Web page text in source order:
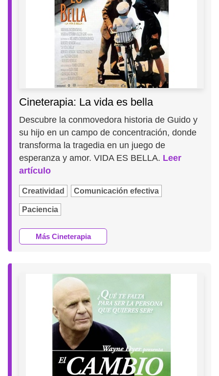
Cineterapia: La vida es bella
Descubre la conmovedora historia de Guido y
su hijo en un campo de concentración, donde
transforma la tragedia en un juego de
esperanza y amor. VIDA ES BELLA. Leer
artículo
Creatividad Comunicación efectiva
Paciencia
Más Cineterapia